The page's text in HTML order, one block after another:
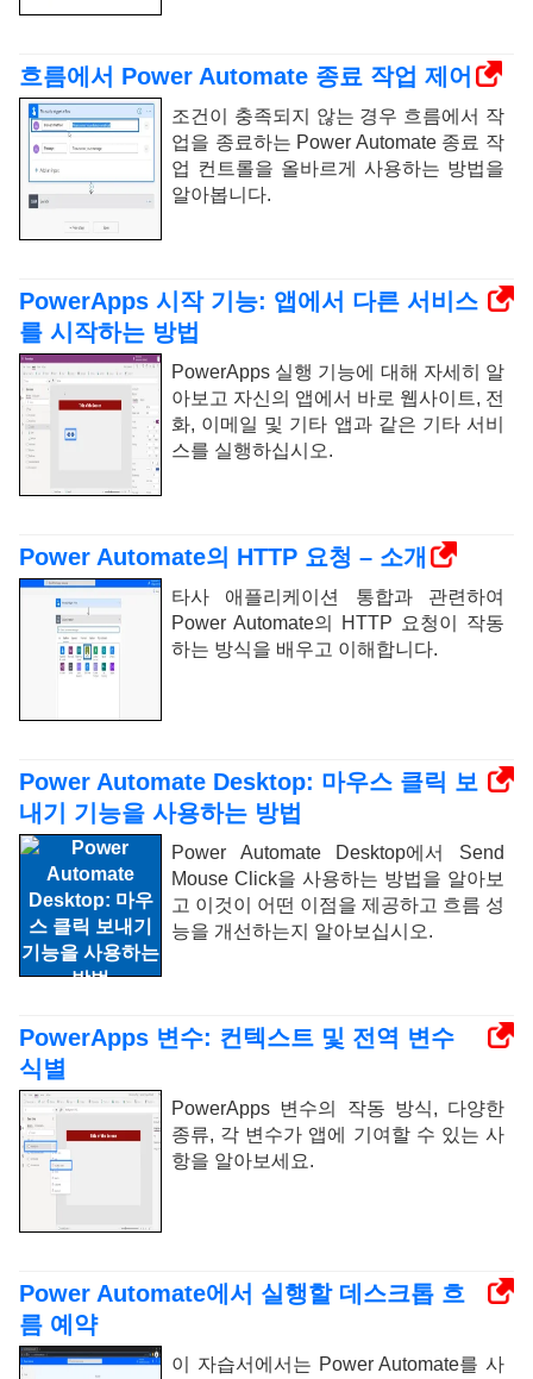
흐름에서 Power Automate 종료 작업 제어
조건이 충족되지 않는 경우 흐름에서 작
업을 종료하는 Power Automate 종료 작
업 컨트롤을 올바르게 사용하는 방법을
알아봅니다.
PowerApps 시작 기능: 앱에서 다른 서비스
를 시작하는 방법
PowerApps 실행 기능에 대해 자세히 알
아보고 자신의 앱에서 바로 웹사이트, 전
화, 이메일 및 기타 앱과 같은 기타 서비
스를 실행하십시오.
Power Automate의 HTTP 요청 – 소개
타사 애플리케이션 통합과 관련하여
Power Automate의 HTTP 요청이 작동
하는 방식을 배우고 이해합니다.
Power Automate Desktop: 마우스 클릭 보
내기 기능을 사용하는 방법
Power Automate Desktop에서 Send
Mouse Click을 사용하는 방법을 알아보
고 이것이 어떤 이점을 제공하고 흐름 성
능을 개선하는지 알아보십시오.
PowerApps 변수: 컨텍스트 및 전역 변수
식별
PowerApps 변수의 작동 방식, 다양한
종류, 각 변수가 앱에 기여할 수 있는 사
항을 알아보세요.
Power Automate에서 실행할 데스크톱 흐
름 예약
이 자습서에서는 Power Automate를 사